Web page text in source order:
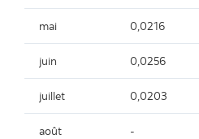
mai 0,0216
juin 0,0256
juillet 0,0203
août -